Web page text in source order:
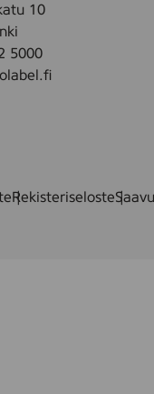
10
5000
Rekisteriseloste